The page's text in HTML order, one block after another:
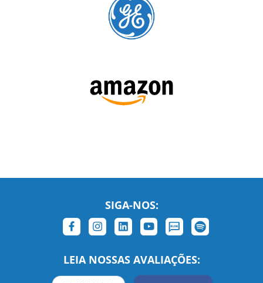
SIGA-NOS:
LEIA NOSSAS AVALIAÇÕES: